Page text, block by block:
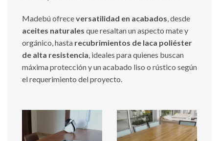
Madebú ofreceversatilidad en acabados, desde
aceites naturales que resaltan un aspecto mate y
orgánico, hasta recubrimientos de laca poliéster
de alta resistencia, ideales para quienes buscan
máxima protección y un acabado liso o rústico según
el requerimiento del proyecto.